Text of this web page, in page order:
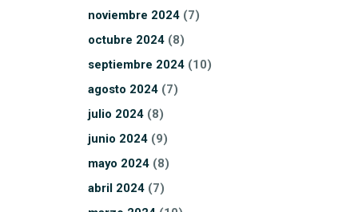
noviembre 2024 (7)
octubre 2024 (8)
septiembre 2024 (10)
agosto 2024 (7)
julio 2024 (8)
junio 2024 (9)
mayo 2024 (8)
abril 2024 (7)